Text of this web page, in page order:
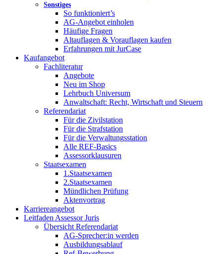
Sonstiges
So funktioniert’s
AG-Angebot einholen
Häufige Fragen
Altauflagen & Vorauflagen kaufen
Erfahrungen mit JurCase
Kaufangebot
Fachliteratur
Angebote
Neu im Shop
Lehrbuch Universum
Anwaltschaft: Recht, Wirtschaft und Steuern
Referendariat
Für die Zivilstation
Für die Strafstation
Für die Verwaltungsstation
Alle REF-Basics
Assessorklausuren
Staatsexamen
1.Staatsexamen
2.Staatsexamen
Mündlichen Prüfung
Aktenvortrag
Karriereangebot
Leitfaden Assessor Juris
Übersicht Referendariat
AG-Sprecher:in werden
Ausbildungsablauf